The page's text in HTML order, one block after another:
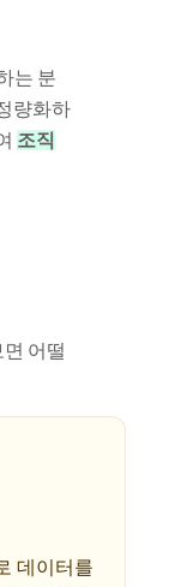
는 분
량화하
조직
어떨
데이터를